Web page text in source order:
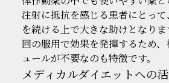
注射に抵抗を感じる患者にとっ
を続ける上で大きな助けとなり
回の服用で効果を発揮するため
ュールが不要なのも特徴です。
メディカルダイエットへの